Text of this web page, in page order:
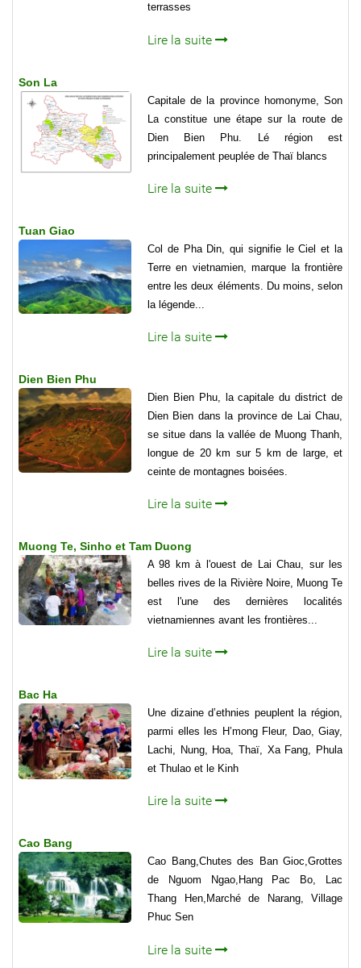
terrasses
Lire la suite
Son La
Capitale de la province homonyme, Son
La constitue une étape sur la route de
Dien Bien Phu. Lé région est
principalement peuplée de Thaï blancs
Lire la suite
Tuan Giao
Col de Pha Din, qui signifie le Ciel et la
Terre en vietnamien, marque la frontière
entre les deux éléments. Du moins, selon
la légende...
Lire la suite
Dien Bien Phu
Dien Bien Phu, la capitale du district de
Dien Bien dans la province de Lai Chau,
se situe dans la val­lée de Muong Thanh,
longue de 20 km sur 5 km de large, et
ceinte de montagnes boisées.
Lire la suite
Muong Te, Sinho et Tam Duong
A 98 km à l'ouest de Lai Chau, sur les
belles rives de la Rivière Noire, Muong Te
est l'une des dernières localités
vietnamiennes avant les frontières...
Lire la suite
Bac Ha
Une dizaine d’ethnies peuplent la région,
parmi elles les H’mong Fleur, Dao, Giay,
Lachi, Nung, Hoa, Thaï, Xa Fang, Phula
et Thulao et le Kinh
Lire la suite
Cao Bang
Cao Bang,Chutes des Ban Gioc,Grottes
de Nguom Ngao,Hang Pac Bo, Lac
Thang Hen,Marché de Narang, Village
Phuc Sen
Lire la suite